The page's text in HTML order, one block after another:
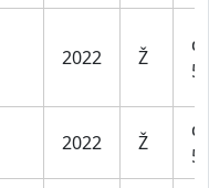
2022 Ž
5
2022 Ž
5